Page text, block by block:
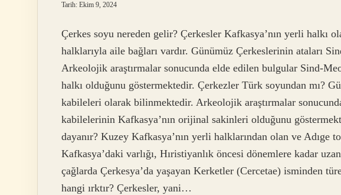
Tarih: Ekim 9, 2024
Çerkes soyu nereden gelir? Çerkesler Kafkasya’nın yerli halkı
halklarıyla aile bağları vardır. Günümüz Çerkeslerinin ataları
Arkeolojik araştırmalar sonucunda elde edilen bulgular Sind-
halkı olduğunu göstermektedir. Çerkezler Türk soyundan mı?
kabileleri olarak bilinmektedir. Arkeolojik araştırmalar
kabilelerinin Kafkasya’nın orijinal sakinleri olduğunu
dayanır? Kuzey Kafkasya’nın yerli halklarından olan ve Adıge
Kafkasya’daki varlığı, Hıristiyanlık öncesi dönemlere kadar
çağlarda Çerkesya’da yaşayan Kerketler (Cercetae) isminden
hangi ırktır? Çerkesler, yani…